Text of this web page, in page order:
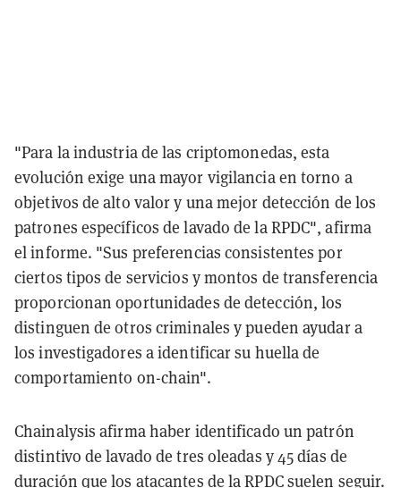
"Para la industria de las criptomonedas, esta
evolución exige una mayor vigilancia en torno a
objetivos de alto valor y una mejor detección de los
patrones específicos de lavado de la RPDC", afirma
el informe. "Sus preferencias consistentes por
ciertos tipos de servicios y montos de transferencia
proporcionan oportunidades de detección, los
distinguen de otros criminales y pueden ayudar a
los investigadores a identificar su huella de
comportamiento on-chain".
Chainalysis afirma haber identificado un patrón
distintivo de lavado de tres oleadas y 45 días de
duración que los atacantes de la RPDC suelen seguir.